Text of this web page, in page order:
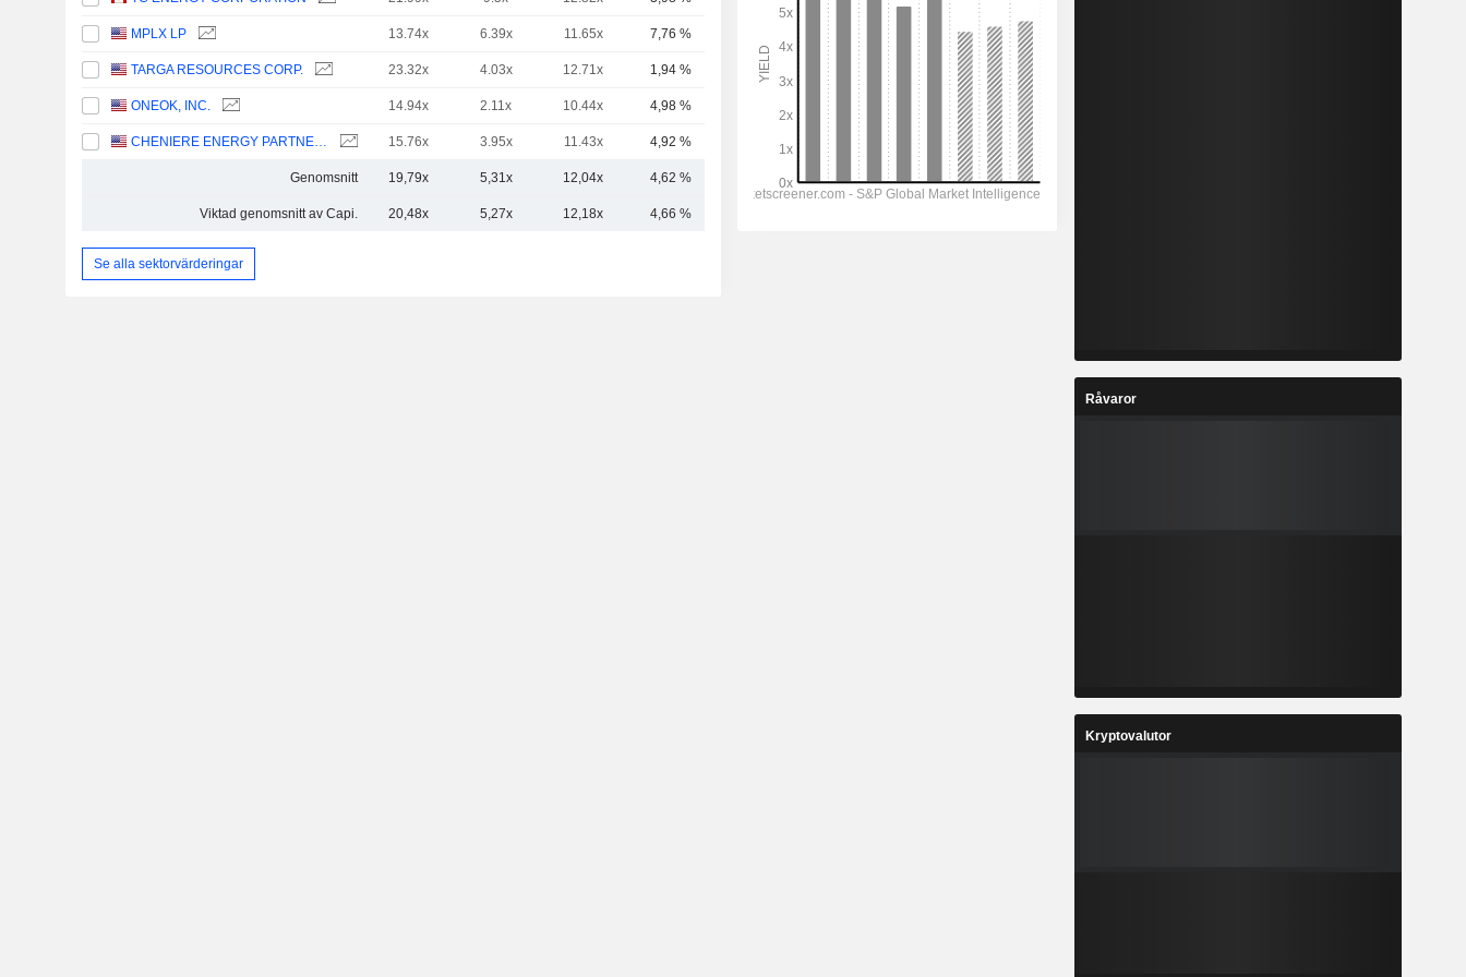
MPLX LP 13.74x 6.39x 11.65x 7,76 %
TARGA RESOURCES CORP. 23.32x 4.03x 12.71x 1,94 % 55,08 md
ONEOK, INC. 14.94x 2.11x 10.44x 4,98 %
CHENIERE ENERGY PARTNERS, L.P. 15.76x 3.95x 11.43x 4,92 % 31,32 md
Genomsnitt 19,79x 5,31x 12,04x 4,62 % 64,28 md
Viktad genomsnitt av Capi. 20,48x 5,27x 12,18x 4,66 %
Se alla sektorvärderingar
Råvaror
Kryptovalutor